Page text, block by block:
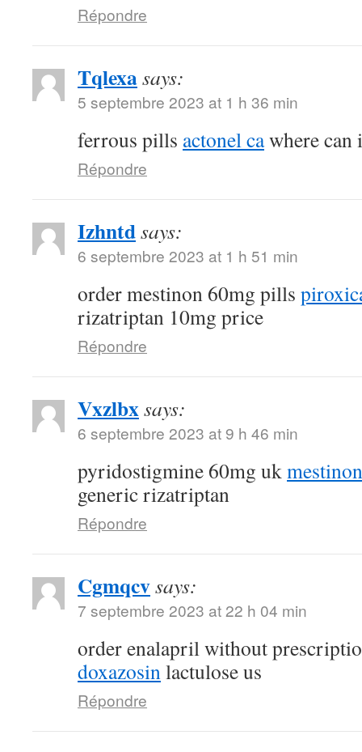
Répondre
Tqlexasays:
5 septembre 2023 at 1 h 36 min
ferrous pills actonel cawhere can
Répondre
Izhntdsays:
6 septembre 2023 at 1 h 51 min
order mestinon 60mg pills
rizatriptan 10mg price
Répondre
Vxzlbxsays:
6 septembre 2023 at 9 h 46 min
pyridostigmine 60mg uk
generic rizatriptan
Répondre
Cgmqcvsays:
7 septembre 2023 at 22 h 04 min
order enalapril without
doxazosinlactulose us
Répondre